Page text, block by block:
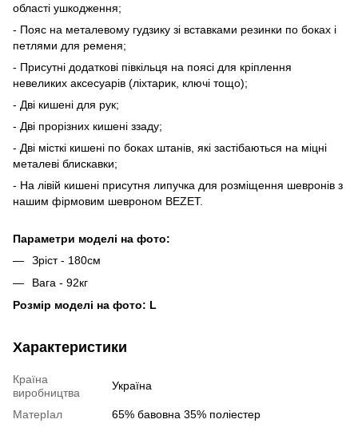
області ушкодження;
- Пояс на металевому гудзику зі вставками резинки по боках і
петлями для ременя;
- Присутні додаткові півкільця на поясі для кріплення
невеликих аксесуарів (ліхтарик, ключі тощо);
- Дві кишені для рук;
- Дві прорізних кишені ззаду;
- Дві місткі кишені по боках штанів, які застібаються на міцні
металеві блискавки;
- На лівій кишені присутня липучка для розміщення шевронів з
нашим фірмовим шевроном BEZET.
Параметри моделі на фото:
Зріст - 180см
Вага - 92кг
Розмір моделі на фото: L
Характеристики
Країна
виробництва
Україна
МатерІал 65% бавовна 35% поліестер